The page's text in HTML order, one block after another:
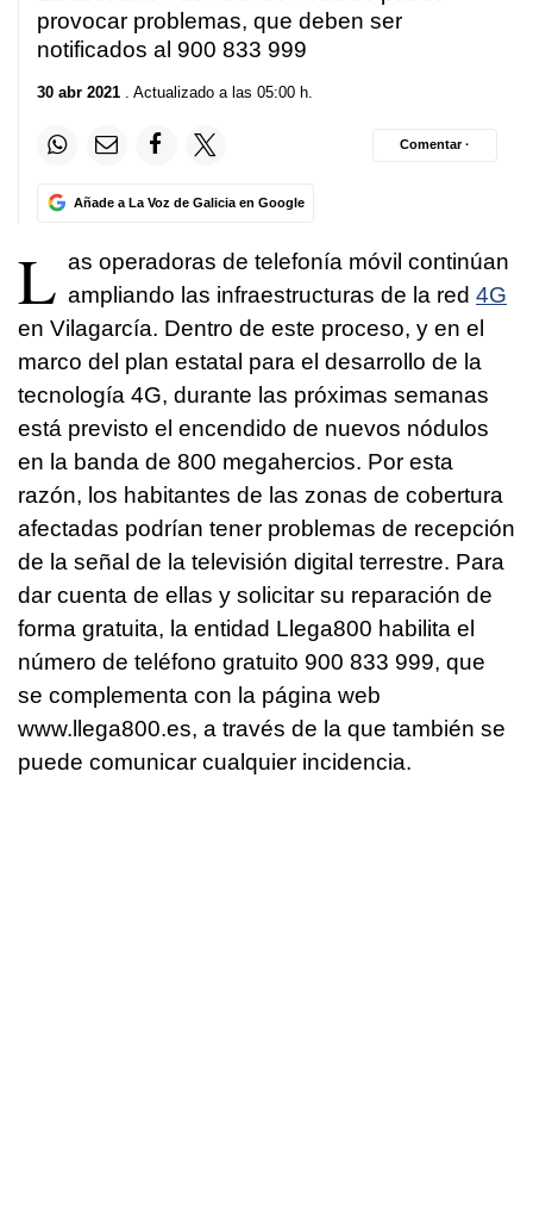
provocar problemas, que deben ser
notificados al 900 833 999
30 abr 2021 . Actualizado a las 05:00 h.
Añade a La Voz de Galicia en Google
Comentar ·
L as operadoras de telefonía móvil continúan
ampliando las infraestructuras de la red 4G
en Vilagarcía. Dentro de este proceso, y en el
marco del plan estatal para el desarrollo de la
tecnología 4G, durante las próximas semanas
está previsto el encendido de nuevos nódulos
en la banda de 800 megahercios. Por esta
razón, los habitantes de las zonas de cobertura
afectadas podrían tener problemas de recepción
de la señal de la televisión digital terrestre. Para
dar cuenta de ellas y solicitar su reparación de
forma gratuita, la entidad Llega800 habilita el
número de teléfono gratuito 900 833 999, que
se complementa con la página web
www.llega800.es, a través de la que también se
puede comunicar cualquier incidencia.